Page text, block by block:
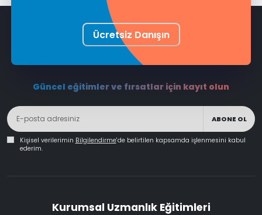
Ücretsiz Danışın
Güncel eğitimler ve fırsatlar için kayıt olun
ABONE OL
Kişisel verilerimin Bilgilendirme'de belirtilen kapsamda işlenmesini kabul
ederim.
Kurumsal Uzmanlık Eğitimleri